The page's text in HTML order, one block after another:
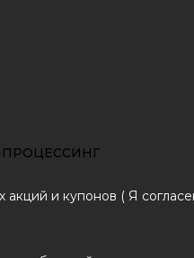
ПРОЦЕССИНГ
и купонов ( Я